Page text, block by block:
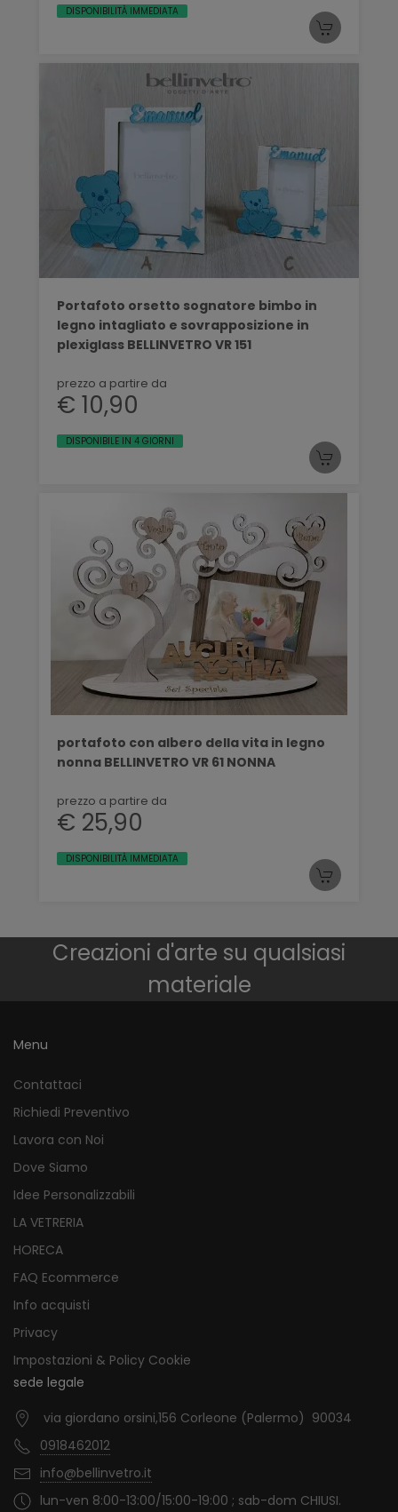
DISPONIBILITÀ IMMEDIATA
Portafoto orsetto sognatore bimbo in
legno intagliato e sovrapposizione in
plexiglass BELLINVETRO VR 151
prezzo a partire da
€ 10,90
DISPONIBILE IN 4 GIORNI
portafoto con albero della vita in legno
nonna BELLINVETRO VR 61 NONNA
prezzo a partire da
€ 25,90
DISPONIBILITÀ IMMEDIATA
Creazioni d'arte su qualsiasi
materiale
Menu
Contattaci
Richiedi Preventivo
Lavora con Noi
Dove Siamo
Idee Personalizzabili
LA VETRERIA
HORECA
FAQ Ecommerce
Info acquisti
Privacy
Impostazioni & Policy Cookie
sede legale
via giordano orsini,156 Corleone (Palermo) 90034
0918462012
info@bellinvetro.it
lun-ven 8:00-13:00/15:00-19:00 ; sab-dom CHIUSI.